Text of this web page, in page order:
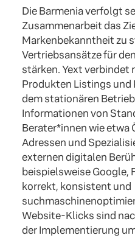
Die Barmenia verfolgt
Zusammenarbeit das
Markenbekanntheit zu
Vertriebsansätze für
stärken. Yext verbindet
Produkten Listings und
dem stationären
Informationen von
Berater*innen wie etwa
Adressen und
externen digitalen
beispielsweise Google,
korrekt, konsistent und
Website-Klicks sind
der Implementierung